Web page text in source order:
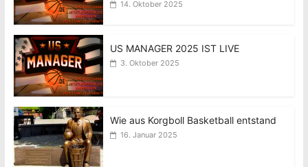
14. Oktober 2025
US MANAGER 2025 IST LIVE
3. Oktober 2025
Wie aus Korgboll Basketball entstand
16. Januar 2025